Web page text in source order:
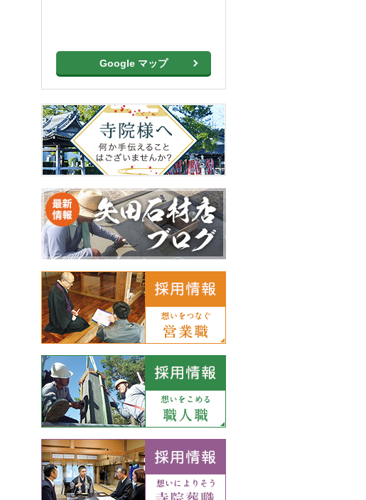
Google マップ